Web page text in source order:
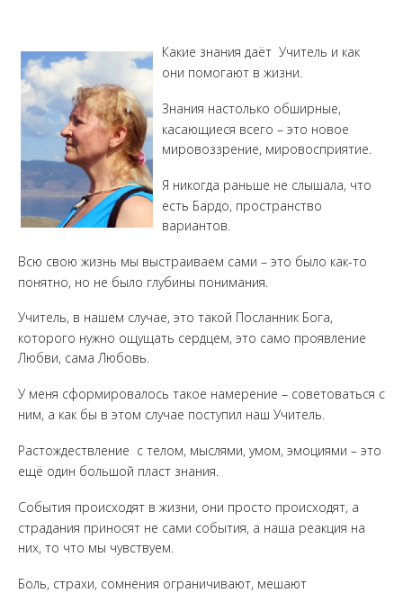
Какие знания даёт Учитель и как
они помогают в жизни.
Знания настолько обширные,
касающиеся всего – это новое
мировоззрение, мировосприятие.
Я никогда раньше не слышала, что
есть Бардо, пространство
вариантов.
Всю свою жизнь мы выстраиваем сами – это было как-то
понятно, но не было глубины понимания.
Учитель, в нашем случае, это такой Посланник Бога,
которого нужно ощущать сердцем, это само проявление
Любви, сама Любовь.
У меня сформировалось такое намерение – советоваться с
ним, а как бы в этом случае поступил наш Учитель.
Растождествление с телом, мыслями, умом, эмоциями – это
ещё один большой пласт знания.
События происходят в жизни, они просто происходят, а
страдания приносят не сами события, а наша реакция на
них, то что мы чувствуем.
Боль, страхи, сомнения ограничивают, мешают